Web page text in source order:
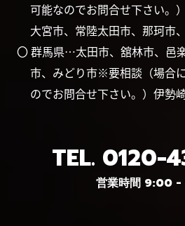
可能なのでお問合せ下さい。
大宮市、常陸太田市、那珂市
〇 群馬県…太田市、舘林市、邑
市、みどり市※要相談（場合
のでお問合せ下さい。）伊勢
TEL. 0120-
営業時間 9:00